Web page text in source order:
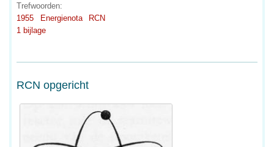
Trefwoorden:
1955
Energienota
RCN
1 bijlage
RCN opgericht